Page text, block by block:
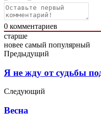
0 комментариев
старше
новее самый популярный
Предыдущий
Я не жду от судьбы
Следующий
Весна